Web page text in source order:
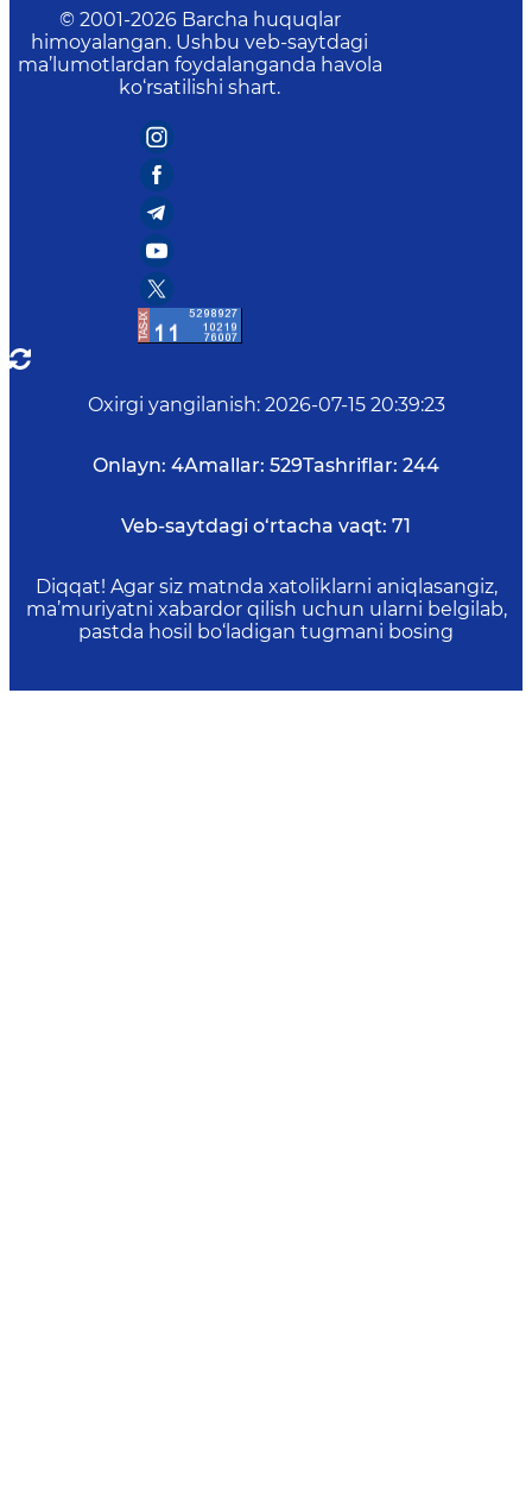
© 2001-2026 Barcha huquqlar
himoyalangan. Ushbu veb-saytdagi
ma’lumotlardan foydalanganda havola
ko‘rsatilishi shart.
Oxirgi yangilanish: 2026-07-15 20:39:23
Onlayn: 4Amallar: 529Tashriflar: 244
Veb-saytdagi o‘rtacha vaqt: 71
Diqqat! Agar siz matnda xatoliklarni aniqlasangiz,
ma’muriyatni xabardor qilish uchun ularni belgilab,
pastda hosil bo‘ladigan tugmani bosing